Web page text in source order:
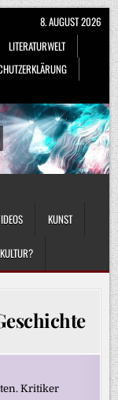
LITERATURWELT
8. AUGUST 2026
KUNST
Kritiker